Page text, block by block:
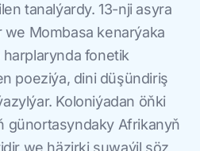
tanalýardy. 13-nji asyra
we Mombasa kenarýaka
fonetik
poeziýa, dini düşündiriş
Koloniýadan öňki
günortasyndaky Afrikanyň